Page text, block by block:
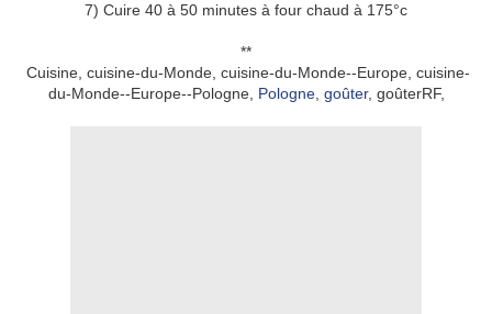
7) Cuire 40 à 50 minutes à four chaud à 175°c
**
Cuisine, cuisine-du-Monde, cuisine-du-Monde--Europe, cuisine-
du-Monde--Europe--Pologne, Pologne, goûter, goûterRF,